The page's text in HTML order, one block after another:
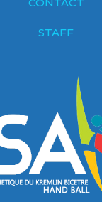
STAFF